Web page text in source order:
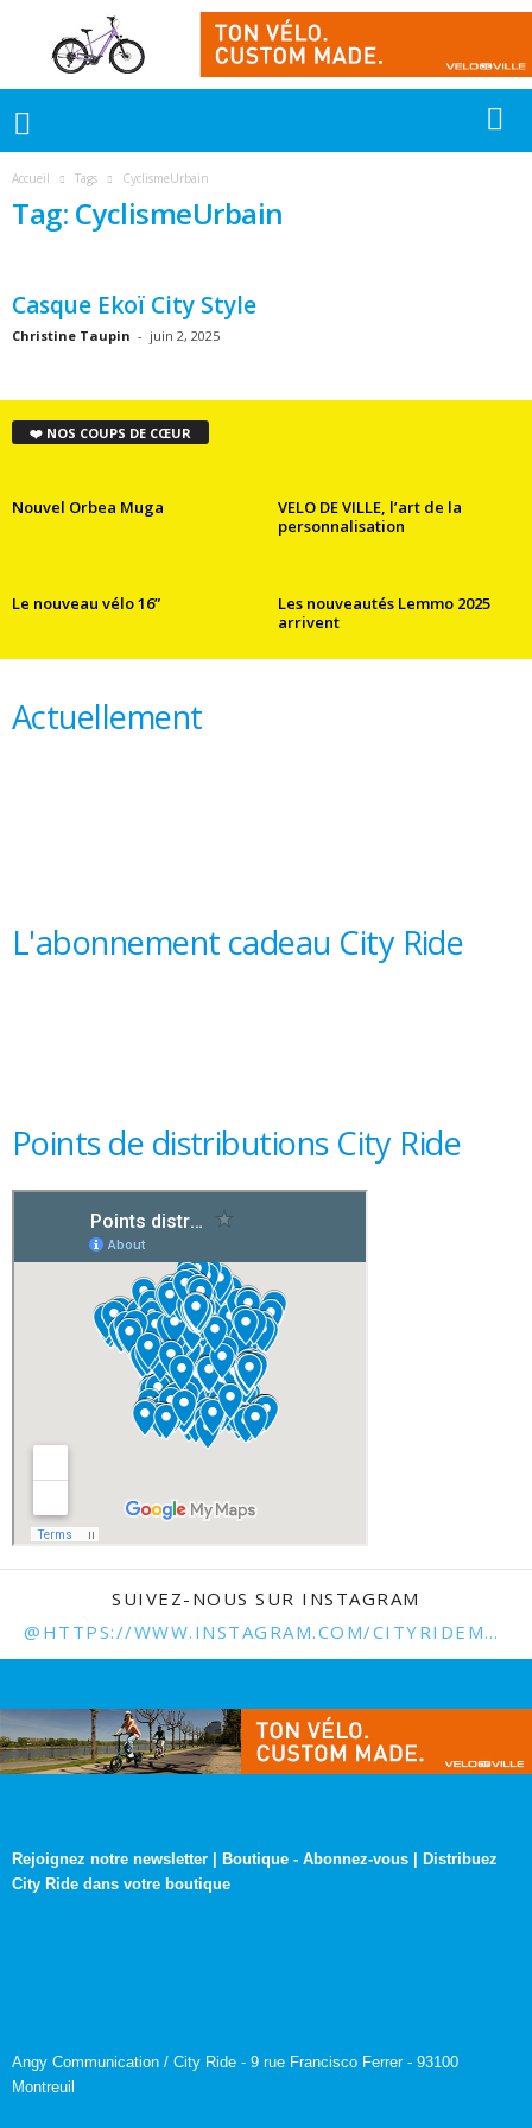
Accueil Tags CyclismeUrbain
Tag: CyclismeUrbain
Casque Ekoï City Style
Christine Taupin - juin 2, 2025
❤️ NOS COUPS DE CŒUR
Nouvel Orbea Muga
VELO DE VILLE, l’art de la
personnalisation
Le nouveau vélo 16”
Les nouveautés Lemmo 2025
arrivent
Actuellement
L'abonnement cadeau City Ride
Points de distributions City Ride
SUIVEZ-NOUS SUR INSTAGRAM
@HTTPS://WWW.INSTAGRAM.COM/CITYRIDEMAG.FR/
Rejoignez notre newsletter Boutique - Abonnez-vous
Distribuez
City Ride dans votre boutique
Angy Communication / City Ride - 9 rue Francisco Ferrer - 93100
Montreuil